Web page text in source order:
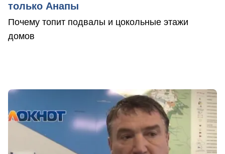
только Анапы
Почему топит подвалы и цокольные этажи
домов